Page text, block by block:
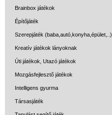
Brainbox játékok
Építőjáték
Szerepjáték (baba,autó,konyha,épület,..)
Kreatív játékok lányoknak
Úti játékok, Utazó játékok
Mozgásfejlesztő játékok
Intelligens gyurma
Társasjáték